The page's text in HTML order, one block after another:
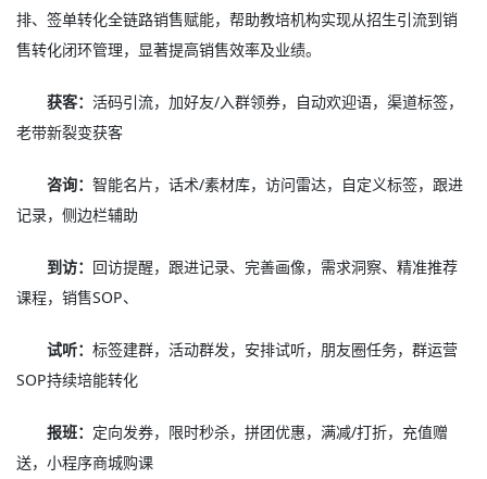
排、签单转化全链路销售赋能，帮助教培机构实现从招生引流到销
售转化闭环管理，显著提高销售效率及业绩。
获客：活码引流，加好友/入群领券，自动欢迎语，渠道标签，
老带新裂变获客
咨询：智能名片，话术/素材库，访问雷达，自定义标签，跟进
记录，侧边栏辅助
到访： 回访提醒，跟进记录、完善画像，需求洞察、精准推荐
课程，销售SOP、
试听：标签建群，活动群发，安排试听，朋友圈任务，群运营
SOP持续培能转化
报班： 定向发券，限时秒杀，拼团优惠，满减/打折，充值赠
送，小程序商城购课